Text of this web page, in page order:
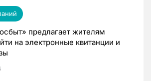
предлагает жителям
на электронные квитанции и